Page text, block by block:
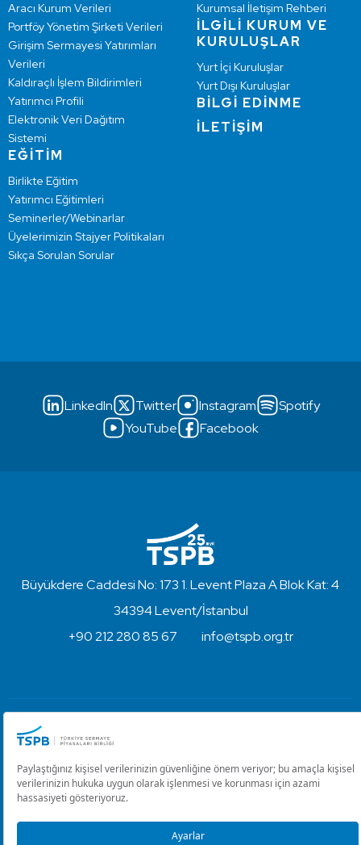
Aracı Kurum Verileri
Portföy Yönetim Şirketi Verileri
Girişim Sermayesi Yatırımları
Verileri
Kaldıraçlı İşlem Bildirimleri
Yatırımcı Profili
Elektronik Veri Dağıtım
Sistemi
EĞİTİM
Birlikte Eğitim
Yatırımcı Eğitimleri
Seminerler/Webinarlar
Üyelerimizin Stajyer Politikaları
Sıkça Sorulan Sorular
Kurumsal İletişim Rehberi
İLGİLİ KURUM VE
KURULUŞLAR
Yurt İçi Kuruluşlar
Yurt Dışı Kuruluşlar
BİLGİ EDİNME
İLETİŞİM
LinkedIn Twitter Instagram
Spotify
YouTube
Facebook
Büyükdere Caddesi No: 173 1. Levent Plaza A Blok Kat: 4
34394 Levent/İstanbul
+90 212 280 85 67
info@tspb.org.tr
Kullanım Koşulları ve Gizlilik
Çerez Ayarlarını Düzenle